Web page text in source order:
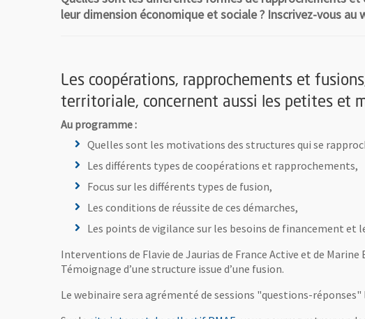
leur dimension économique et sociale ? Inscrivez-vous au
Les coopérations, rapprochements et
territoriale, concernent aussi les petites et
Au programme :
Quelles sont les motivations des structures qui se
Les différents types de coopérations et rapprochements,
Focus sur les différents types de fusion,
Les conditions de réussite de ces démarches,
Les points de vigilance sur les besoins de financement et
Interventions de Flavie de Jaurias de France Active et de Marine
Témoignage d’une structure issue d’une fusion.
Le webinaire sera agrémenté de sessions "questions-